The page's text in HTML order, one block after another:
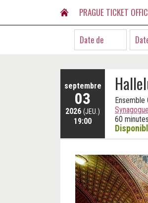
PRAGUE TICKET
septembre
03
2026 (JEU.)
19:00
Ensemble
60 minutes